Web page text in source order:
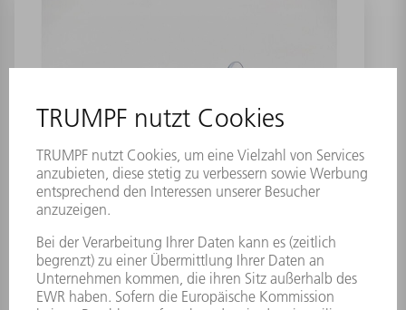
Entnahmhilfe für Optiken
Materialnummer:2379055